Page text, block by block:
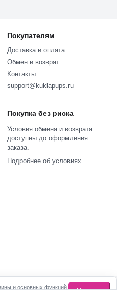
Покупателям
Доставка и оплата
Обмен и возврат
Контакты
support@kuklapups.ru
Покупка без риска
Условия обмена и возврата
доступны до оформления
заказа.
Подробнее об условиях
и основных функций
Понятно